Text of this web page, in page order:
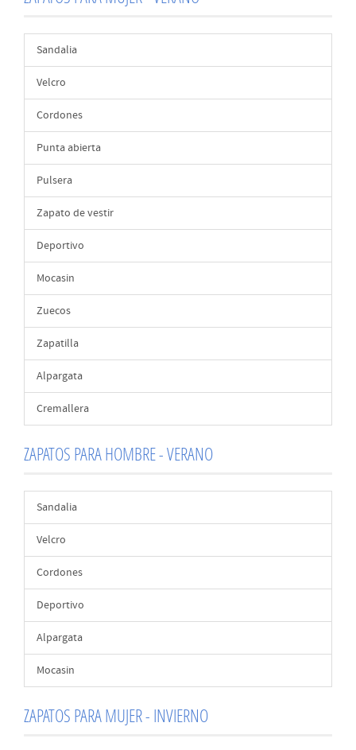
Sandalia
Velcro
Cordones
Punta abierta
Pulsera
Zapato de vestir
Deportivo
Mocasin
Zuecos
Zapatilla
Alpargata
Cremallera
ZAPATOS PARA HOMBRE - VERANO
Sandalia
Velcro
Cordones
Deportivo
Alpargata
Mocasin
ZAPATOS PARA MUJER - INVIERNO